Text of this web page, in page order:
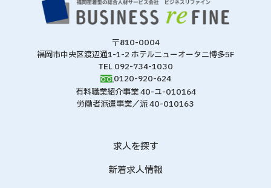
〒810-0004
福岡市中央区渡辺通1-1-2 ホテルニューオータニ博多5F
TEL 092-734-1030
0120-920-624
有料職業紹介事業 40-ユ-010164
労働者派遣事業／派 40-010163
求人を探す
新着求人情報